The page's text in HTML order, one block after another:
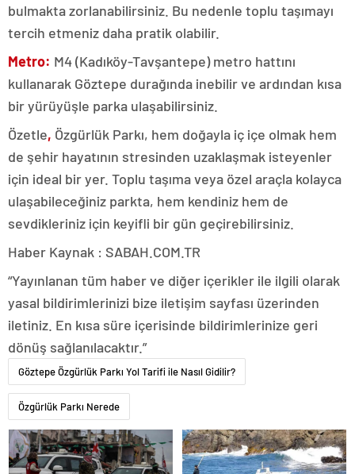
bulmakta zorlanabilirsiniz. Bu nedenle toplu taşımayı
tercih etmeniz daha pratik olabilir.
Metro: M4 (Kadıköy-Tavşantepe) metro hattını
kullanarak Göztepe durağında inebilir ve ardından kısa
bir yürüyüşle parka ulaşabilirsiniz.
Özetle, Özgürlük Parkı, hem doğayla iç içe olmak hem
de şehir hayatının stresinden uzaklaşmak isteyenler
için ideal bir yer. Toplu taşıma veya özel araçla kolayca
ulaşabileceğiniz parkta, hem kendiniz hem de
sevdikleriniz için keyifli bir gün geçirebilirsiniz.
Haber Kaynak : SABAH.COM.TR
“Yayınlanan tüm haber ve diğer içerikler ile ilgili olarak
yasal bildirimlerinizi bize iletişim sayfası üzerinden
iletiniz. En kısa süre içerisinde bildirimlerinize geri
dönüş sağlanılacaktır.”
Göztepe Özgürlük Parkı Yol Tarifi ile Nasıl Gidilir?
Özgürlük Parkı Nerede